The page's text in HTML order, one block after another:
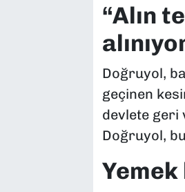
“Alın
Doğruyol,
geçinen
devlete geri
Doğruyol,